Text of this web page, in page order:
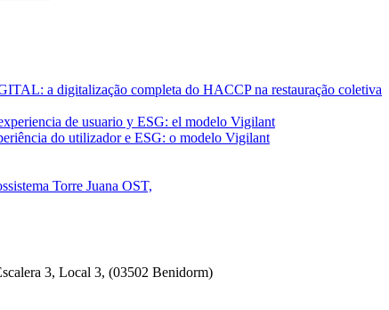
a digitalização completa do HACCP na restauração coletiva
do utilizador e ESG: o modelo Vigilant
Torre Juana OST,
3, Local 3, (03502 Benidorm)